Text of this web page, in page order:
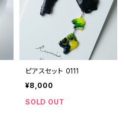
ピアスセット 0111
¥8,000
SOLD OUT